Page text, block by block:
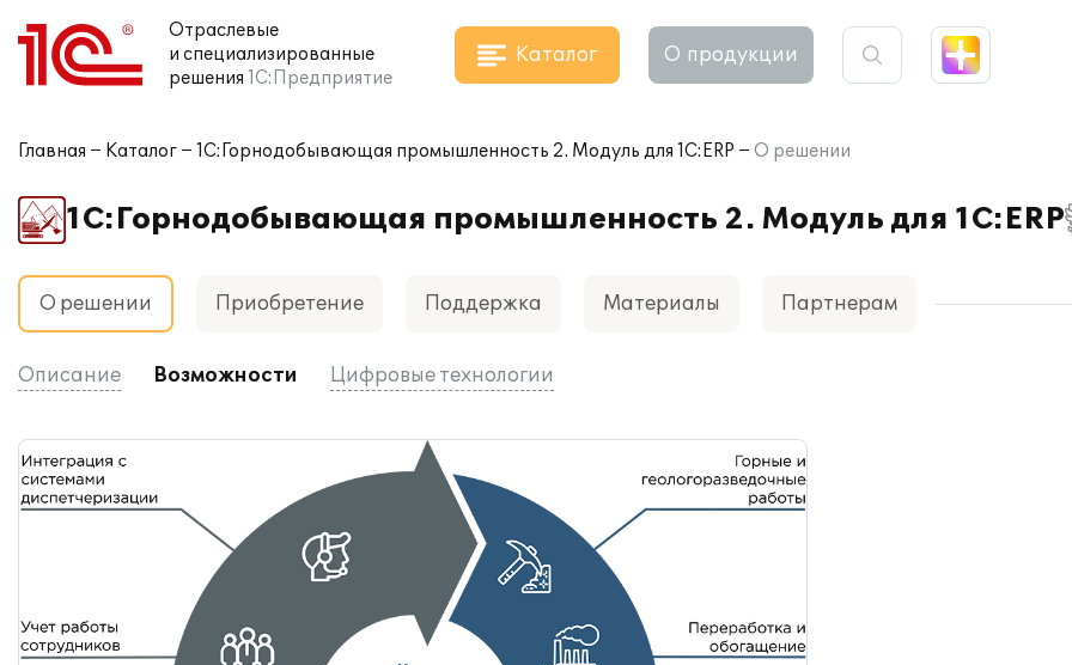
Отраслевые
и специализированные
решения 1С:Предприятие
Каталог О продукции
Главная Каталог 1С:Горнодобывающая промышленность 2. Модуль для 1С:ERP О решении
1С:Горнодобывающая промышленность 2. Модуль для 1С:ERP
О решении Приобретение Поддержка Материалы Партнерам
Описание Возможности Цифровые технологии